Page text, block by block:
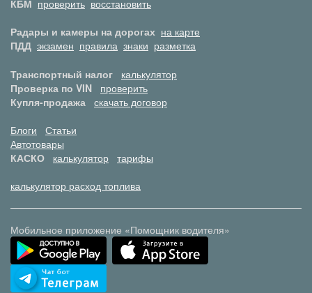
КБМ проверить восстановить
Радары и камеры на дорогах на карте
ПДД экзамен правила знаки разметка
Транспортный налог
калькулятор
Проверка по VIN
проверить
Купля-продажа скачать договор
Блоги
Статьи
Автотовары
КАСКО
калькулятор тарифы
калькулятор расход топлива
Мобильное приложение «Помощник водителя»